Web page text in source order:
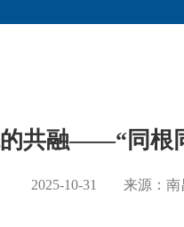
共融——“同根
2025-10-31 来源：南